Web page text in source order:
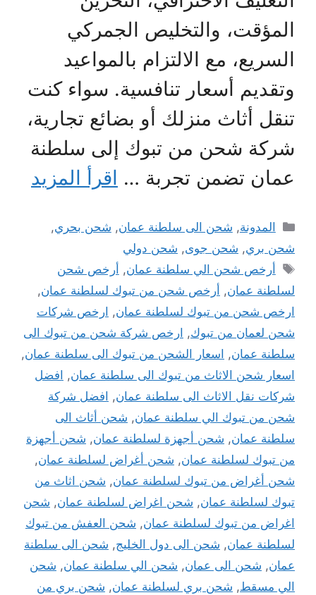
المؤقت، والتخليص الجمركي
السريع، مع الالتزام بالمواعيد
وتقديم أسعار تنافسية. سواء كنت
تنقل أثاث منزلك أو بضائع تجارية،
شركة شحن من تبوك إلى سلطنة
عمان تضمن تجربة … اقرأ المزيد
التصنيفات
المدونة, شحن الى سلطنة عمان, شحن بحري,
شحن بري, شحن جوى, شحن دولي
الوسوم
أرخص شحن الي سلطنة عمان, أرخص شحن
لسلطنة عمان, أرخص شحن من تبوك لسلطنة عمان,
ارخص شحن من تبوك لسلطنة عمان, ارخص شركات
شحن لعمان من تبوك, ارخص شركة شحن من تبوك الى
سلطنة عمان, اسعار الشحن من تبوك الى سلطنة عمان,
اسعار شحن الاثاث من تبوك الى سلطنة عمان, افضل
شركات نقل الاثاث الى سلطنة عمان, افضل شركة
شحن من تبوك الي سلطنة عمان, شحن أثاث الى
سلطنة عمان, شحن أجهزة لسلطنة عمان, شحن أجهزة
من تبوك لسلطنة عمان, شحن أغراض لسلطنة عمان,
شحن أغراض من تبوك لسلطنة عمان, شحن اثاث من
تبوك لسلطنة عمان, شحن اغراض لسلطنة عمان, شحن
اغراض من تبوك لسلطنة عمان, شحن العفش من تبوك
لسلطنة عمان, شحن الى دول الخليج, شحن الى سلطنة
عمان, شحن الى عمان, شحن الي سلطنة عمان, شحن
الي مسقط, شحن بري لسلطنة عمان, شحن بري من